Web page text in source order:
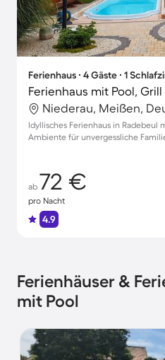
Ferienhaus ∙ 4 Gäste ∙ 1
Ferienhaus mit Pool,
Niederau, Meißen,
Idyllisches Ferienhaus in
Ambiente für unvergessliche
ab 72 €
pro Nacht
4.9
Ferienhäuser &
mit Pool